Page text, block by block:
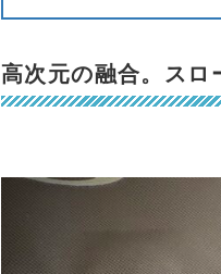
高次元の融合。スロ